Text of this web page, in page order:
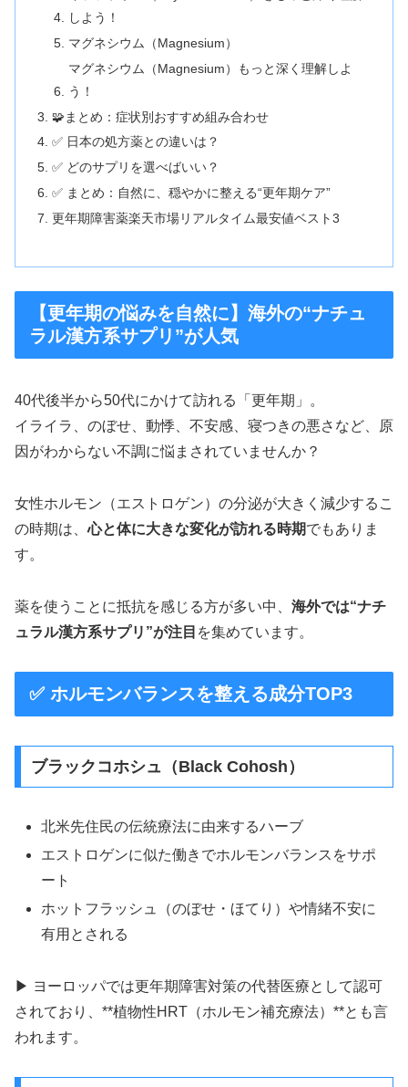
しよう！
マグネシウム（Magnesium）
マグネシウム（Magnesium）もっと深く理解しよ
う！
🧩まとめ：症状別おすすめ組み合わせ
✅ 日本の処方薬との違いは？
✅ どのサプリを選べばいい？
✅ まとめ：自然に、穏やかに整える“更年期ケア”
更年期障害薬楽天市場リアルタイム最安値ベスト3
【更年期の悩みを自然に】海外の“ナチュ
ラル漢方系サプリ”が人気
40代後半から50代にかけて訪れる「更年期」。
イライラ、のぼせ、動悸、不安感、寝つきの悪さなど、原
因がわからない不調に悩まされていませんか？
女性ホルモン（エストロゲン）の分泌が大きく減少するこ
の時期は、心と体に大きな変化が訪れる時期でもありま
す。
薬を使うことに抵抗を感じる方が多い中、 海外では“ナチ
ュラル漢方系サプリ”が注目 を集めています。
✅ ホルモンバランスを整える成分TOP3
ブラックコホシュ（Black Cohosh）
北米先住民の伝統療法に由来するハーブ
エストロゲンに似た働きでホルモンバランスをサポ
ート
ホットフラッシュ（のぼせ・ほてり）や情緒不安に
有用とされる
▶ ヨーロッパでは更年期障害対策の代替医療として認可
されており、**植物性HRT（ホルモン補充療法）**とも言
われます。